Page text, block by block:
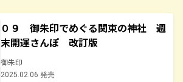
０９ 御朱印でめぐる関東の神社 週
末開運さんぽ 改訂版
御朱印
2025.02.06 発売